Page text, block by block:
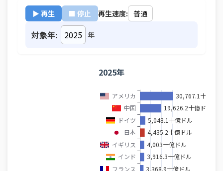
▶ 再生 ■ 停止 再生速度:
対象年: 年